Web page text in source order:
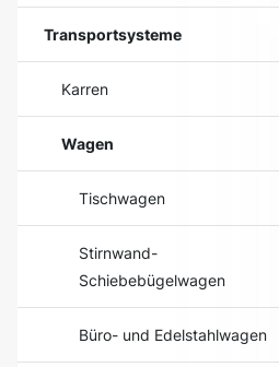
Transportsysteme
Karren
Wagen
Tischwagen
Stirnwand-
Schiebebügelwagen
Büro- und Edelstahlwagen